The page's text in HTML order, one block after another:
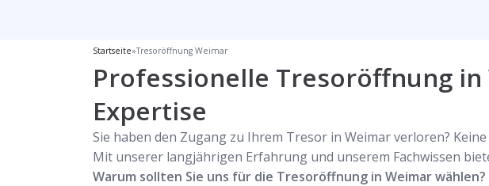
Startseite»Tresoröffnung Weimar
Professionelle Tresoröffnung
Expertise
Sie haben den Zugang zu Ihrem Tresor in Weimar verloren?
Mit unserer langjährigen Erfahrung und unserem Fachwissen
Warum sollten Sie uns für die Tresoröffnung in Weimar wählen?